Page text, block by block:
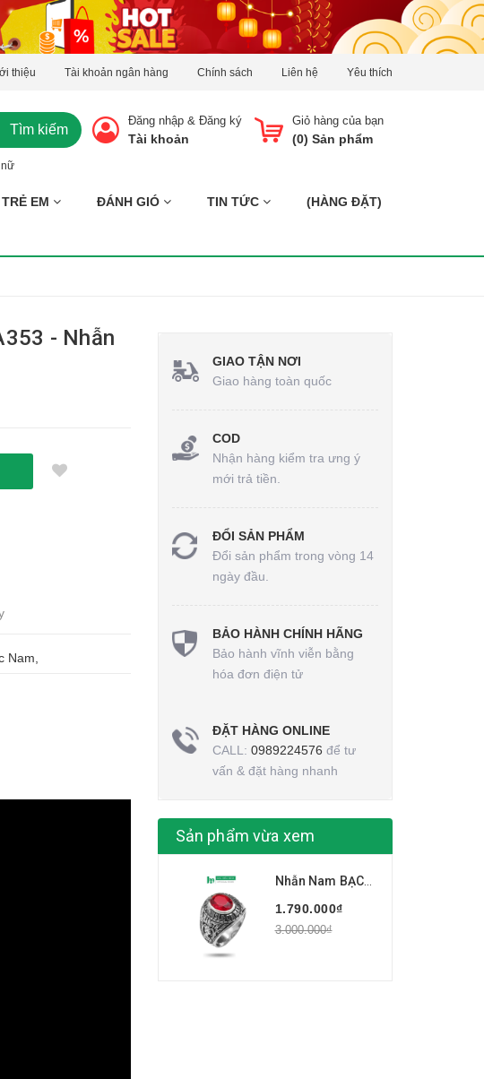
thiệu Tài khoản ngân hàng Chính sách Liên hệ Yêu thích
Tìm kiếm
Giỏ hàng của bạn
(0) Sản phẩm
Đăng nhập & Đăng ký
Tài khoản
TRẺ EM ĐÁNH GIÓ TIN TỨC (HÀNG ĐẶT)
- Nhẫn
Nam,
GIAO TẬN NƠI
Giao hàng toàn quốc
COD
Nhận hàng kiểm tra ưng ý
mới trả tiền.
ĐỔI SẢN PHẨM
Đổi sản phẩm trong vòng 14
ngày đầu.
BẢO HÀNH CHÍNH HÃNG
Bảo hành vĩnh viễn bằng
hóa đơn điện tử
ĐẶT HÀNG ONLINE
CALL: 0989224576 để tư
vấn & đặt hàng nhanh
Sản phẩm vừa xem
1.790.000₫
3.000.000₫